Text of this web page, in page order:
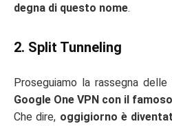
degna di questo nome.
2. Split Tunneling
Proseguiamo la rassegna delle
Google One VPN con il
Che dire, oggigiorno è